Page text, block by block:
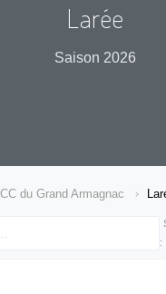
Larée
Saison 2026
CC du Grand Armagnac
: